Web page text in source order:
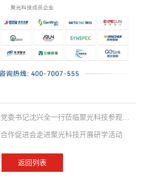
上一篇：太原理工大学党委书记沈兴全一行莅临聚光科技参观交流
作促进会走进聚光科技开展研学活动
返回列表